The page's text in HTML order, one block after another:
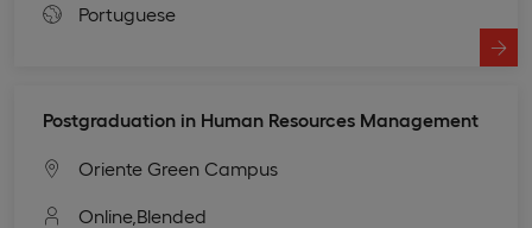
Portuguese
Postgraduation in Human Resources Management
Oriente Green Campus
Online, Blended